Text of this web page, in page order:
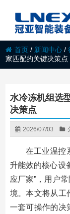
首页 / 新闻中心 /
家匹配的关键决策点
水冷冻机组选
决策点
2026/07/03
在工业温控
升能效的核心设
应厂家”，用户
境。本文将从工
一套可操作的决